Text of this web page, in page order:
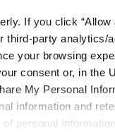
If you click
third-party analytics/
your browsing
consent or, in the
My Personal
information and
personal